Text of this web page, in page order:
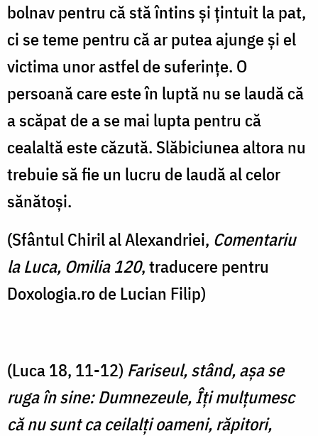
bolnav pentru că stă întins și țintuit la pat,
ci se teme pentru că ar putea ajunge și el
victima unor astfel de suferințe. O
persoană care este în luptă nu se laudă că
a scăpat de a se mai lupta pentru că
cealaltă este căzută. Slăbiciunea altora nu
trebuie să fie un lucru de laudă al celor
sănătoși.
(Sfântul Chiril al Alexandriei, Comentariu
la Luca, Omilia 120, traducere pentru
Doxologia.ro de Lucian Filip)
(Luca 18, 11-12) Fariseul, stând, aşa se
ruga în sine: Dumnezeule, Îţi mulţumesc
că nu sunt ca ceilalţi oameni, răpitori,